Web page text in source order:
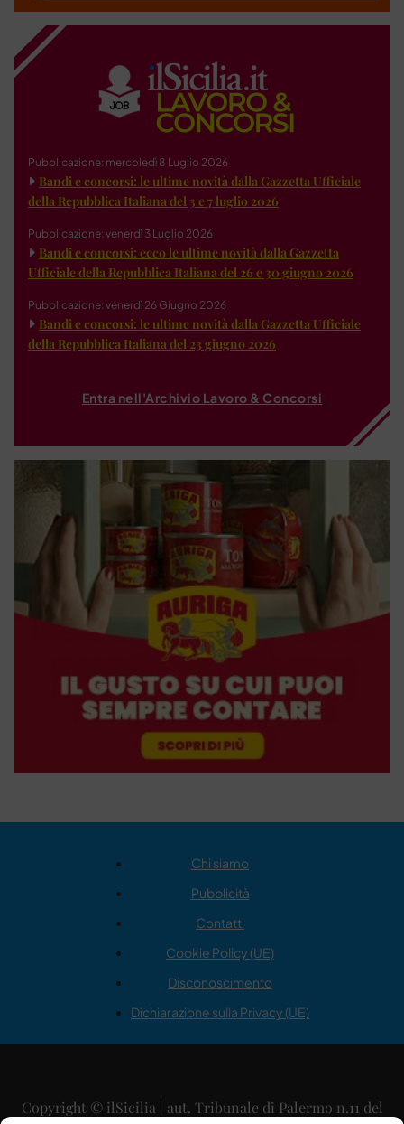
Pubblicazione: mercoledì 8 Luglio 2026
Bandi e concorsi: le ultime novità dalla Gazzetta Ufficiale
della Repubblica Italiana del 3 e 7 luglio 2026
Pubblicazione: venerdì 3 Luglio 2026
Bandi e concorsi: ecco le ultime novità dalla Gazzetta
Ufficiale della Repubblica Italiana del 26 e 30 giugno 2026
Pubblicazione: venerdì 26 Giugno 2026
Bandi e concorsi: le ultime novità dalla Gazzetta Ufficiale
della Repubblica Italiana del 23 giugno 2026
Entra nell'Archivio Lavoro & Concorsi
Chi siamo
Pubblicità
Contatti
Cookie Policy (UE)
Disconoscimento
Dichiarazione sulla Privacy (UE)
Copyright © ilSicilia | aut. Tribunale di Palermo n.11 del